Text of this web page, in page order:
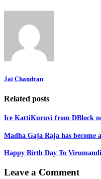
Jai Chandran
Related posts
Ice KattiKuruvi from DBlock
Madha Gaja Raja has become
Happy Birth Day To Virumandi
Leave a Comment